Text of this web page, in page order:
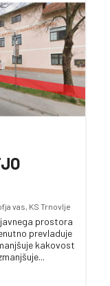
vas, KS Trnovlje
prostora
prevladuje
kakovost